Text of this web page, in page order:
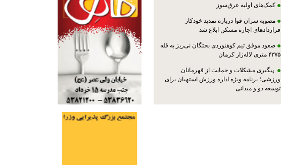
کمک‌های اولیه عرق‌سوز
مصوبه سران قوا درباره تمدید خودکار
قراردادهای اجاره مسکن ابلاغ شد
صعود موفق تیم کوهنوردی بختگان نی‌ریز به قله
۴۳۷۵ متری لاله‌زار کرمان
پیگیری مشکلات و حمایت از قهرمانان
ورزشی؛ برنامه ویژه اداره ورزش استهبان برای
توسعه دو و میدانی